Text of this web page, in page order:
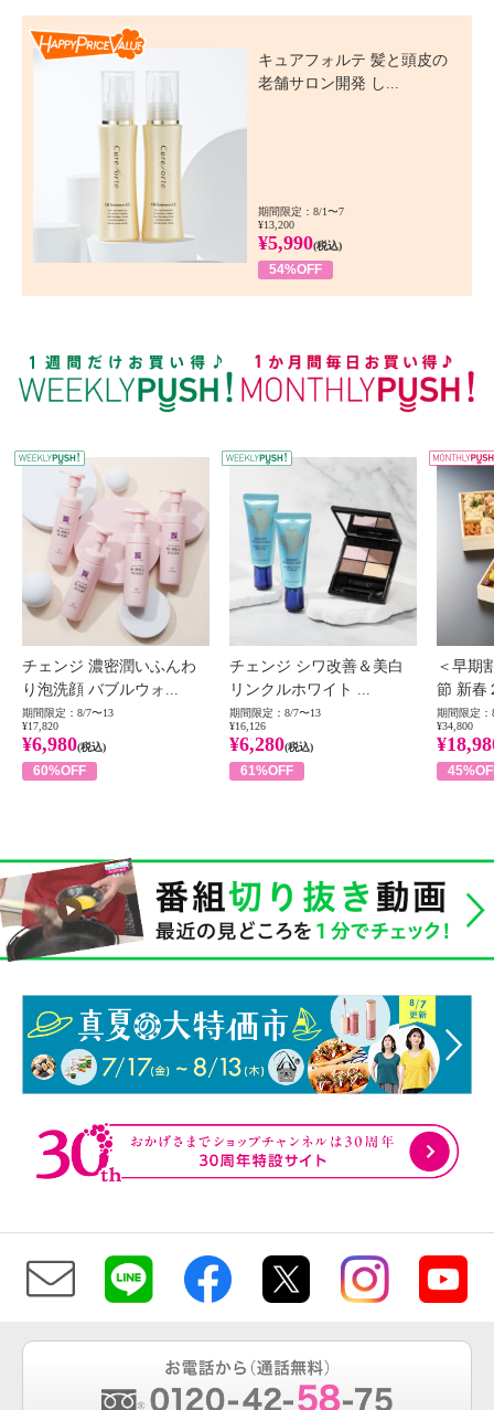
キュアフォルテ 髪と頭皮の
老舗サロン開発 し...
期間限定：8/1〜7
¥13,200
¥5,990(税込)
54%OFF
WEEKLY PUSH
チェンジ 濃密潤いふんわ
り泡洗顔 バブルウォ...
期間限定：8/7〜13
¥17,820
¥6,980(税込)
60%OFF
チェンジ シワ改善＆美白
リンクルホワイト ...
期間限定：8/7〜13
¥16,126
¥6,280(税込)
61%OFF
＜早期
節 新春
期間限定：
¥34,800